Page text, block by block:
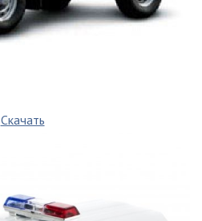
Скачать